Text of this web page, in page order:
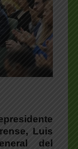
Luis
del